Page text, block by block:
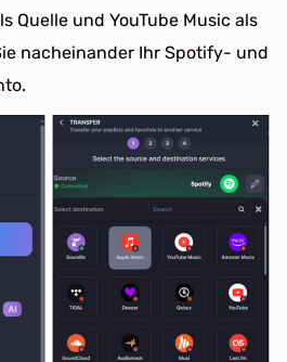
Quelle und YouTube Music als
nacheinander Ihr Spotify- und